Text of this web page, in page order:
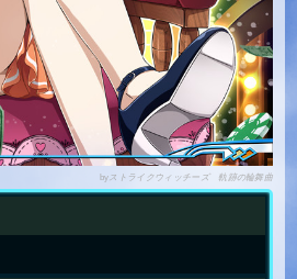
byストライクウィッチーズ 軌跡の輪舞曲